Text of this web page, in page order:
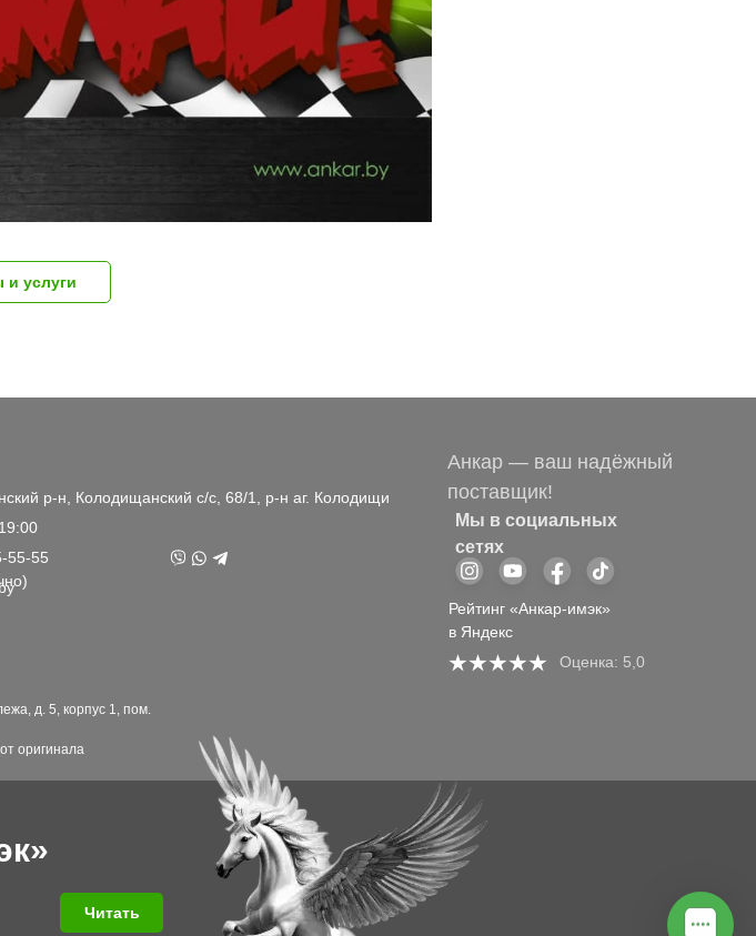
и услуги
Читать
д. 5, корпус 1, пом.
оригинала
р-н, Колодищанский с/с, 68/1, р-н аг. Колодищи
55-55
Анкар — ваш надёжный
поставщик!
Мы в социальных
сетях
Рейтинг «Анкар-имэк»
в Яндекс
Оценка: 5,0